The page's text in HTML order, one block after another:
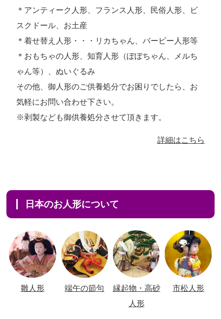
＊アンティーク人形、フランス人形、民俗人形、ビ
スクドール、お土産
＊着せ替え人形・・・リカちゃん、バービー人形等
＊おもちゃの人形、知育人形（ぽぽちゃん、メルち
ゃん等）、ぬいぐるみ
その他、御人形のご供養処分でお困りでしたら、お
気軽にお問い合わせ下さい。
※剥製なども御供養処分させて頂きます。
詳細はこちら
日本のお人形について
雛人形 端午の節句
縁起物・高砂
人形
市松人形